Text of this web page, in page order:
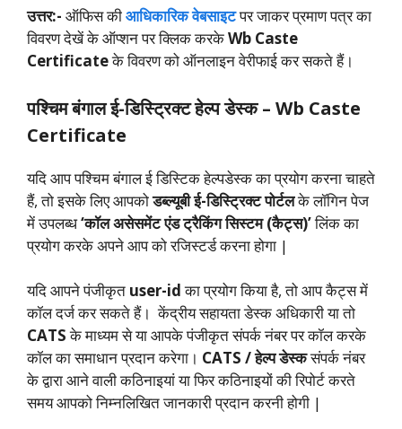
उत्तर:- ऑफिस कीआधिकारिक वेबसाइटपर जाकर प्रमाण पत्र का
विवरण देखें के ऑप्शन पर क्लिक करकेWb Caste
Certificateके विवरण को ऑनलाइन वेरीफाई कर सकते हैं।
पश्चिम बंगाल ई-डिस्ट्रिक्ट हेल्प डेस्क – Wb Caste
Certificate
यदि आप पश्चिम बंगाल ई डिस्टिक हेल्पडेस्क का प्रयोग करना चाहते
हैं, तो इसके लिए आपकोडब्ल्यूबी ई-डिस्ट्रिक्ट पोर्टलके लॉगिन पेज
में उपलब्ध‘कॉल असेसमेंट एंड ट्रैकिंग सिस्टम (कैट्स)’लिंक का
प्रयोग करके अपने आप को रजिस्टर्ड करना होगा |
यदि आपने पंजीकृत user-idका प्रयोग किया है, तो आप कैट्स में
कॉल दर्ज कर सकते हैं। केंद्रीय सहायता डेस्क अधिकारी या तो
CATSके माध्यम से या आपके पंजीकृत संपर्क नंबर पर कॉल करके
कॉल का समाधान प्रदान करेगा। CATS / हेल्प डेस्कसंपर्क नंबर
के द्वारा आने वाली कठिनाइयां या फिर कठिनाइयों की रिपोर्ट करते
समय आपको निम्नलिखित जानकारी प्रदान करनी होगी |